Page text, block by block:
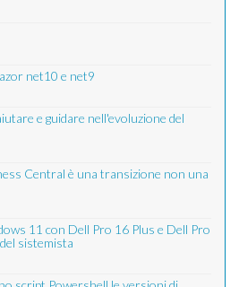
net10 e net9
e guidare nell'evoluzione del
Central è una transizione non una
11 con Dell Pro 16 Plus e Dell Pro
sistemista